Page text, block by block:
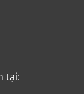
tại: